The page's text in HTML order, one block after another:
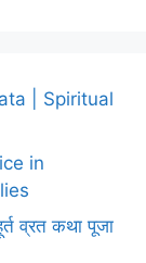
| Spiritual
in
व्रत कथा पूजा